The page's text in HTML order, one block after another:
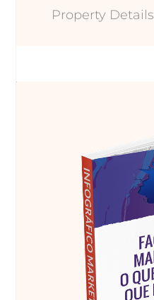
Property Details